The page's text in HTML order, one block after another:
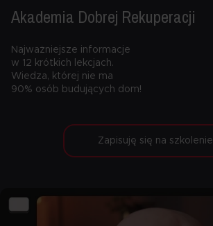
Akademia Dobrej Rekuperacji
Najważniejsze informacje
w 12 krótkich lekcjach.
Wiedza, której nie ma
90% osób budujących dom!
Zapisuję się na szkolenie